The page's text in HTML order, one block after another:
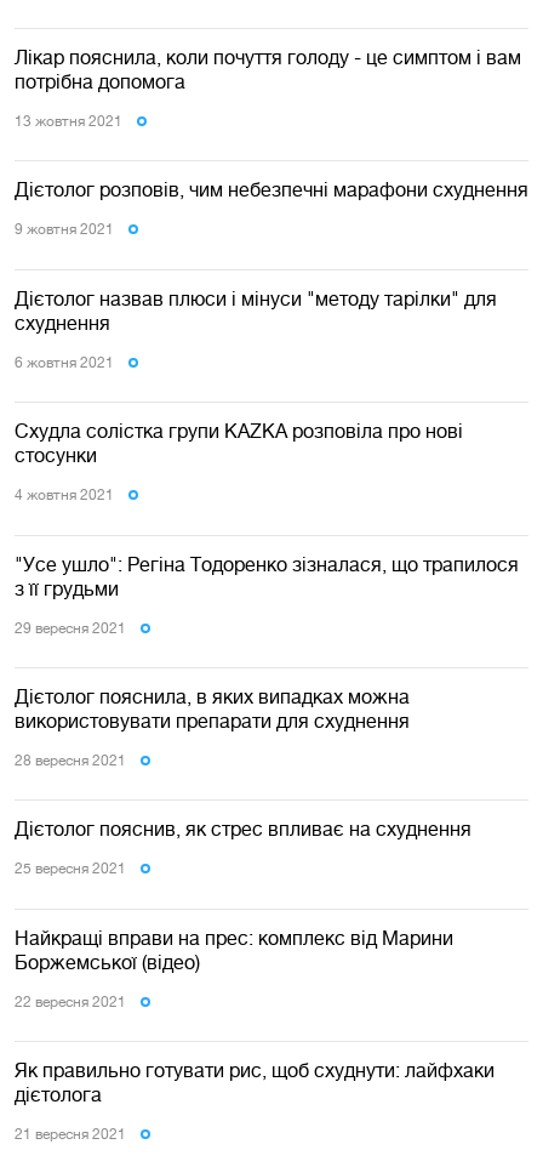
Лікар пояснила, коли почуття голоду - це симптом і вам
потрібна допомога
13 жовтня 2021
Дієтолог розповів, чим небезпечні марафони схуднення
9 жовтня 2021
Дієтолог назвав плюси і мінуси "методу тарілки" для
схуднення
6 жовтня 2021
Схудла солістка групи KAZKA розповіла про нові
стосунки
4 жовтня 2021
"Усе ушло": Регіна Тодоренко зізналася, що трапилося
з її грудьми
29 вересня 2021
Дієтолог пояснила, в яких випадках можна
використовувати препарати для схуднення
28 вересня 2021
Дієтолог пояснив, як стрес впливає на схуднення
25 вересня 2021
Найкращі вправи на прес: комплекс від Марини
Боржемської (відео)
22 вересня 2021
Як правильно готувати рис, щоб схуднути: лайфхаки
дієтолога
21 вересня 2021